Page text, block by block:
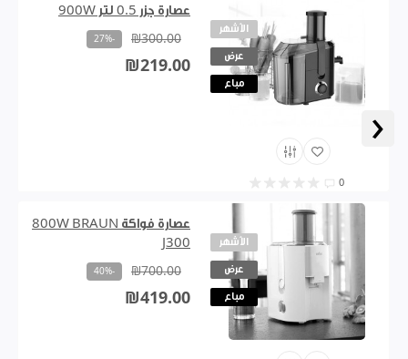
‹
الأشهر
عرض
مباع
0
عصارة جزر 0.5 لتر 900W
₪300.00
-27%
₪219.00
الأشهر
عرض
مباع
عصارة فواكة 800W BRAUN
J300
₪700.00
-40%
₪419.00